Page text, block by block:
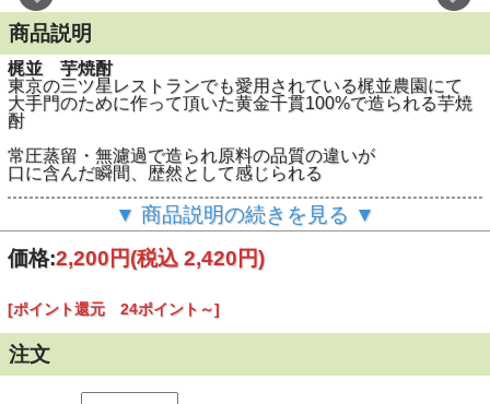
商品説明
梶並 芋焼酎
東京の三ツ星レストランでも愛用されている梶並農園にて
大手門のために作って頂いた黄金千貫100%で造られる芋焼
酎
常圧蒸留・無濾過で造られ原料の品質の違いが
口に含んだ瞬間、歴然として感じられる
芋の柔らかな香り、素性の良さを感じさせる幾重にも柔らか
体に優しい柔らかな余韻
思わず「もう一杯」と言いたくなる芋焼酎
25度
▼ 商品説明の続きを見る ▼
価格:2,200円(税込 2,420円)
[ポイント還元 24ポイント～]
注文